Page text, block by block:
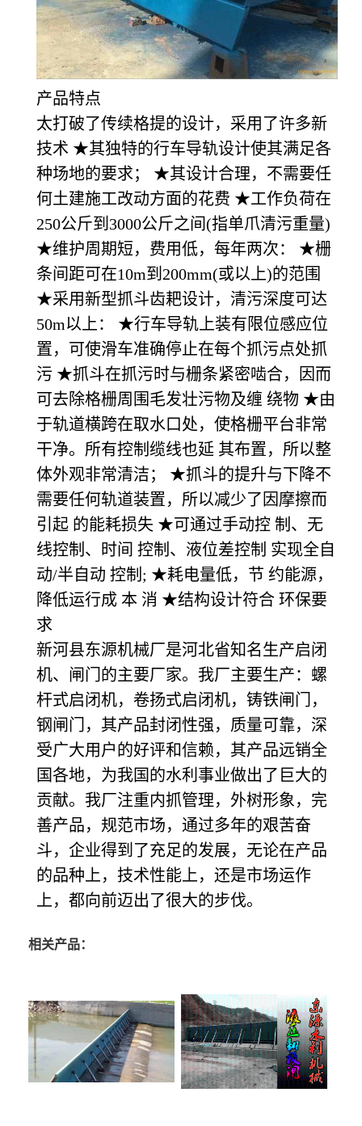
产品特点
太打破了传续格提的设计，采用了许多新
技术 ★其独特的行车导轨设计使其满足各
种场地的要求； ★其设计合理，不需要任
何土建施工改动方面的花费 ★工作负荷在
250公斤到3000公斤之间(指单爪清污重量)
★维护周期短，费用低，每年两次： ★栅
条间距可在10m到200mm(或以上)的范围
★采用新型抓斗齿耙设计，清污深度可达
50m以上： ★行车导轨上装有限位感应位
置，可使滑车准确停止在每个抓污点处抓
污 ★抓斗在抓污时与栅条紧密啮合，因而
可去除格栅周围毛发壮污物及缠 绕物 ★由
于轨道横跨在取水口处，使格栅平台非常
干净。所有控制缆线也延 其布置，所以整
体外观非常清洁； ★抓斗的提升与下降不
需要任何轨道装置，所以减少了因摩擦而
引起 的能耗损失 ★可通过手动控 制、无
线控制、时间 控制、液位差控制 实现全自
动/半自动 控制; ★耗电量低，节 约能源，
降低运行成 本 消 ★结构设计符合 环保要
求
新河县东源机械厂是河北省知名生产启闭
机、闸门的主要厂家。我厂主要生产：螺
杆式启闭机，卷扬式启闭机，铸铁闸门，
钢闸门，其产品封闭性强，质量可靠，深
受广大用户的好评和信赖，其产品远销全
国各地，为我国的水利事业做出了巨大的
贡献。我厂注重内抓管理，外树形象，完
善产品，规范市场，通过多年的艰苦奋
斗，企业得到了充足的发展，无论在产品
的品种上，技术性能上，还是市场运作
上，都向前迈出了很大的步伐。
相关产品：